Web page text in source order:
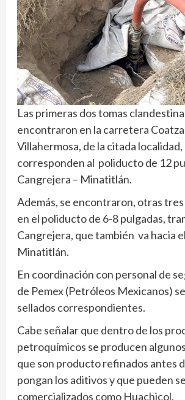
Las primeras dos tomas
encontraron en la carretera
Villahermosa, de la citada localidad,
corresponden al poliducto de 12
Cangrejera – Minatitlán.
Además, se encontraron, otras
en el poliducto de 6-8 pulgadas,
Cangrejera, que también va hacia
Minatitlán.
En coordinación con personal de
de Pemex (Petróleos Mexicanos)
sellados correspondientes.
Cabe señalar que dentro de los
petroquímicos se producen
que son producto refinados antes
pongan los aditivos y que pueden
comercializados como Huachicol.